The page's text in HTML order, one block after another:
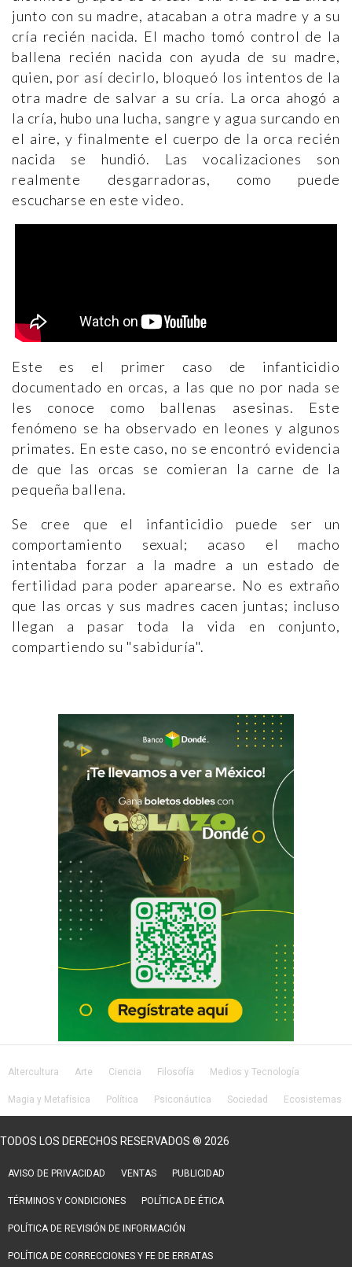
junto con su madre, atacaban a otra madre y a su
cría recién nacida. El macho tomó control de la
ballena recién nacida con ayuda de su madre,
quien, por así decirlo, bloqueó los intentos de la
otra madre de salvar a su cría. La orca ahogó a
la cría, hubo una lucha, sangre y agua surcando en
el aire, y finalmente el cuerpo de la orca recién
nacida se hundió. Las vocalizaciones son
realmente desgarradoras, como puede
escucharse en este video.
Este es el primer caso de infanticidio
documentado en orcas, a las que no por nada se
les conoce como ballenas asesinas. Este
fenómeno se ha observado en leones y algunos
primates. En este caso, no se encontró evidencia
de que las orcas se comieran la carne de la
pequeña ballena.
Se cree que el infanticidio puede ser un
comportamiento sexual; acaso el macho
intentaba forzar a la madre a un estado de
fertilidad para poder aparearse. No es extraño
que las orcas y sus madres cacen juntas; incluso
llegan a pasar toda la vida en conjunto,
compartiendo su "sabiduría".
Altercultura Arte Ciencia Filosofía Medios y Tecnología
Magia y Metafísica Política Psiconáutica Sociedad Ecosistemas
TODOS LOS DERECHOS RESERVADOS ® 2026
AVISO DE PRIVACIDAD VENTAS PUBLICIDAD
TÉRMINOS Y CONDICIONES POLÍTICA DE ÉTICA
POLÍTICA DE REVISIÓN DE INFORMACIÓN
POLÍTICA DE CORRECCIONES Y FE DE ERRATAS